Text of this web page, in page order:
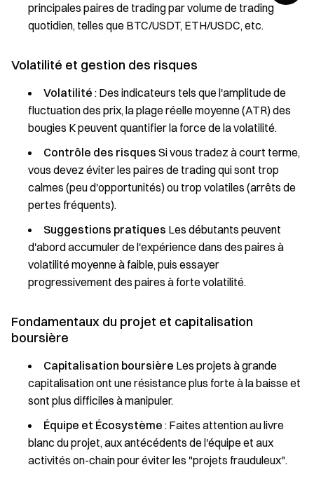
principales paires de trading par volume de trading
quotidien, telles que BTC/USDT, ETH/USDC, etc.
Volatilité et gestion des risques
Volatilité : Des indicateurs tels que l'amplitude de
fluctuation des prix, la plage réelle moyenne (ATR) des
bougies K peuvent quantifier la force de la volatilité.
Contrôle des risques Si vous tradez à court terme,
vous devez éviter les paires de trading qui sont trop
calmes (peu d'opportunités) ou trop volatiles (arrêts de
pertes fréquents).
Suggestions pratiques Les débutants peuvent
d'abord accumuler de l'expérience dans des paires à
volatilité moyenne à faible, puis essayer
progressivement des paires à forte volatilité.
Fondamentaux du projet et capitalisation
boursière
Capitalisation boursière Les projets à grande
capitalisation ont une résistance plus forte à la baisse et
sont plus difficiles à manipuler.
Équipe et Écosystème : Faites attention au livre
blanc du projet, aux antécédents de l'équipe et aux
activités on-chain pour éviter les "projets frauduleux".